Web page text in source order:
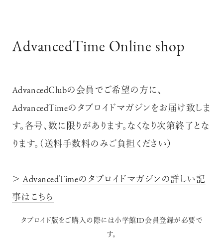
AdvancedTime Online shop
AdvancedClubの会員でご希望の方に、
AdvancedTimeのタブロイドマガジンをお届け致しま
す。各号、数に限りがあります。なくなり次第終了とな
ります。（送料手数料のみご負担ください）
＞ AdvancedTimeのタブロイドマガジンの詳しい記
事はこちら
タブロイド版をご購入の際には小学館ID会員登録が必要で
す。